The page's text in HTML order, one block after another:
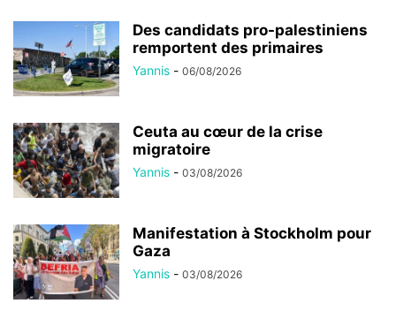
Des candidats pro-palestiniens
remportent des primaires
Yannis - 06/08/2026
Ceuta au cœur de la crise
migratoire
Yannis - 03/08/2026
Manifestation à Stockholm pour
Gaza
Yannis - 03/08/2026